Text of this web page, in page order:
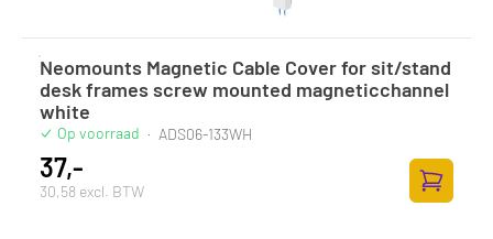
Neomounts Magnetic Cable Cover for sit/stand
desk frames screw mounted magneticchannel
white
Op voorraad · ADS06-133WH
37,-
30,58 excl. BTW
Zum